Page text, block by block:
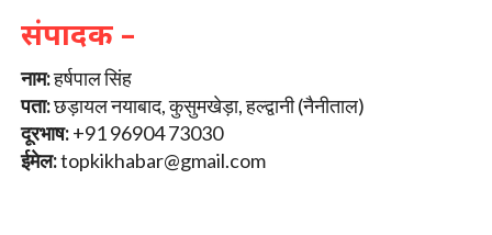
संपादक –
नाम:हर्षपाल सिंह
पता:छड़ायल नयाबाद, कुसुमखेड़ा, हल्द्वानी (नैनीताल)
दूरभाष:+91 96904 73030
ईमेल:topkikhabar@gmail.com